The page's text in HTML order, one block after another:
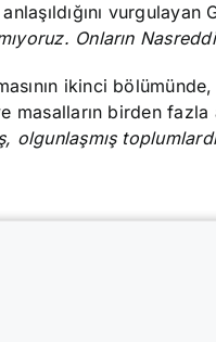
vurgulayan
Onların
ikinci
masalların birden
olgunlaşmış